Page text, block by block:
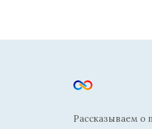
Рассказываем о